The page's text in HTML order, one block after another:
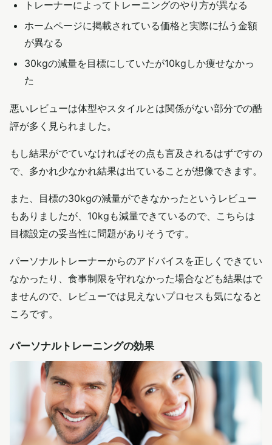
トレーナーによってトレーニングのやり方が異なる
ホームページに掲載されている価格と実際に払う金額
が異なる
30kgの減量を目標にしていたが10kgしか痩せなかっ
た
悪いレビューは体型やスタイルとは関係がない部分での酷
評が多く見られました。
もし結果がでていなければその点も言及されるはずですの
で、多かれ少なかれ結果は出ていることが想像できます。
また、目標の30kgの減量ができなかったというレビュー
もありましたが、10kgも減量できているので、こちらは
目標設定の妥当性に問題がありそうです。
パーソナルトレーナーからのアドバイスを正しくできてい
なかったり、食事制限を守れなかった場合なども結果はで
ませんので、レビューでは見えないプロセスも気になると
ころです。
パーソナルトレーニングの効果